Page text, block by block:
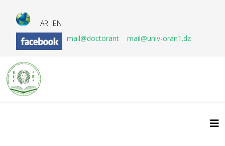
AR EN
mail@doctorant
mail@univ-oran1.dz